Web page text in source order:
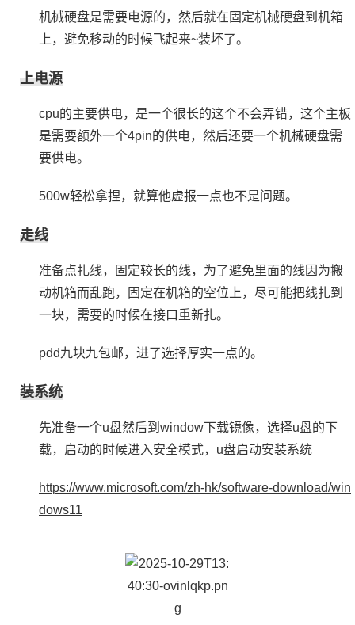
机械硬盘是需要电源的，然后就在固定机械硬盘到机箱
上，避免移动的时候飞起来~装坏了。
上电源
cpu的主要供电，是一个很长的这个不会弄错，这个主板
是需要额外一个4pin的供电，然后还要一个机械硬盘需
要供电。
500w轻松拿捏，就算他虚报一点也不是问题。
走线
准备点扎线，固定较长的线，为了避免里面的线因为搬
动机箱而乱跑，固定在机箱的空位上，尽可能把线扎到
一块，需要的时候在接口重新扎。
pdd九块九包邮，进了选择厚实一点的。
装系统
先准备一个u盘然后到window下载镜像，选择u盘的下
载，启动的时候进入安全模式，u盘启动安装系统
https://www.microsoft.com/zh-hk/software-download/win
dows11